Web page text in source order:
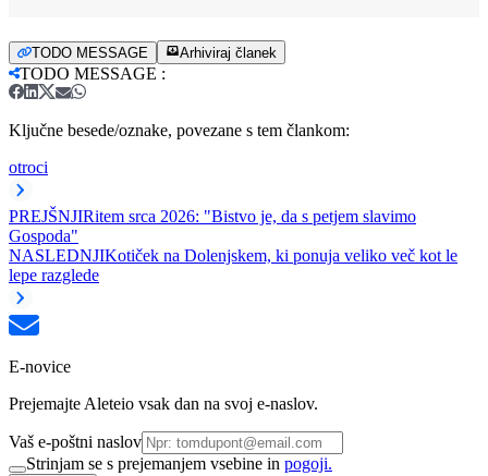
TODO MESSAGE Arhiviraj članek
TODO MESSAGE :
Ključne besede/oznake, povezane s tem člankom:
otroci
PREJŠNJIRitem srca 2026: "Bistvo je, da s petjem slavimo
Gospoda"
NASLEDNJIKotiček na Dolenjskem, ki ponuja veliko več kot le
lepe razglede
E-novice
Prejemajte Aleteio vsak dan na svoj e-naslov.
Vaš e-poštni naslov
Strinjam se s prejemanjem vsebine in pogoji.